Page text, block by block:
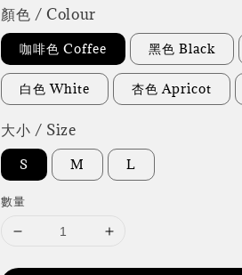
顏色 / Colour
咖啡色 Coffee 黑色 Black
白色 White 杏色 Apricot
大小 / Size
S M L
數量